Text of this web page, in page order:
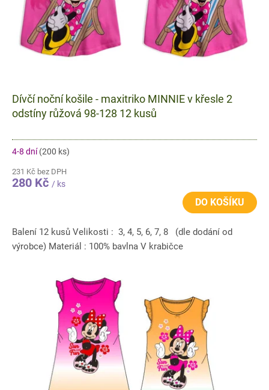
Dívčí noční košile - maxitriko MINNIE v křesle 2
odstíny růžová 98-128 12 kusů
4-8 dní(200 ks)
231 Kč bez DPH
280 Kč / ks
DO KOŠÍKU
Balení 12 kusů Velikosti : 3, 4, 5, 6, 7, 8 (dle dodání od
výrobce) Materiál : 100% bavlna V krabičce